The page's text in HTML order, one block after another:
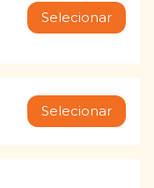
Selecionar
Selecionar